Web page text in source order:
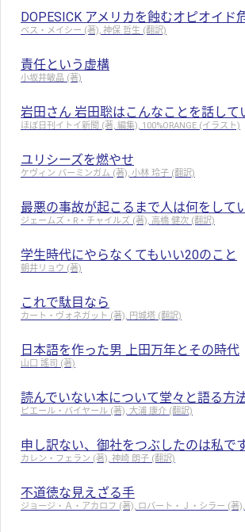
DOPESICK アメリカを蝕むオピオイド
ベス・メイシー (著), 神保 哲生 (翻訳)
責任という虚構
小坂井敏晶 (著)
岩田さん 岩田聡はこんなことを話して
ほぼ日刊イトイ新聞 (著, 編集), 100%ORANGE (イラスト)
ユリシーズを燃やせ
ケヴィン バーミンガム (著), 小林 玲子 (翻訳)
最悪の事故が起こるまで人は何をして
ジェームズ・R・チャイルズ (著), 高橋 健次 (翻訳)
学生時代にやらなくてもいい20のこと
朝井リョウ (著)
これで駄目なら
カート・ヴォネガット (著), 円城塔 (翻訳)
日本語を作った男 上田万年とその時代
山口 謠司 (著)
読んでいない本について堂々と語る方
ピエール・バイヤール (著), 大浦 康介 (翻訳)
申し訳ない、御社をつぶしたのは私です
カレン・フェラン (著), 神崎 朗子 (翻訳)
不道徳な見えざる手
ジョージ・Ａ・アカロフ (著), ロバート・Ｊ・シラー (著